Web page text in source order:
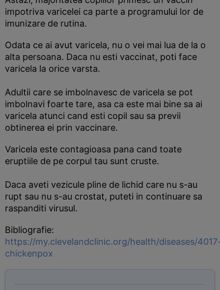
impotriva varicelei ca parte a programului lor de
imunizare de rutina.
Odata ce ai avut varicela, nu o vei mai lua de la o
alta persoana. Daca nu esti vaccinat, poti face
varicela la orice varsta.
Adultii care se imbolnavesc de varicela se pot
imbolnavi foarte tare, asa ca este mai bine sa ai
varicela atunci cand esti copil sau sa previi
obtinerea ei prin vaccinare.
Varicela este contagioasa pana cand toate
eruptiile de pe corpul tau sunt cruste.
Daca aveti vezicule pline de lichid care nu s-au
rupt sau nu s-au crostat, puteti in continuare sa
raspanditi virusul.
Bibliografie:
https://my.clevelandclinic.org/health/diseases/
chickenpox